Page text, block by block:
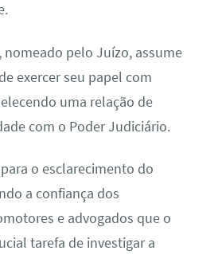
nomeado pelo Juízo, assume
exercer seu papel com
uma relação de
com o Poder Judiciário.
o esclarecimento do
a confiança dos
e advogados que o
tarefa de investigar a